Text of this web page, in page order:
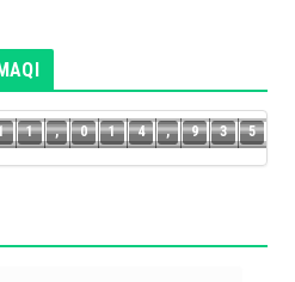
1
1
,
,
0
0
1
1
4
4
,
,
9
9
3
3 5